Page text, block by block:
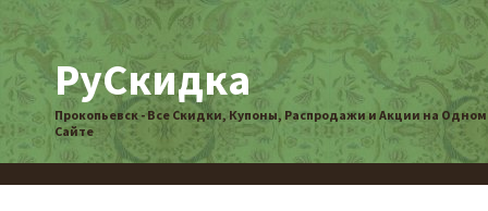
РуСкидка
Прокопьевск - Все Скидки, Купоны, Распродажи и Акции на Одном
Сайте